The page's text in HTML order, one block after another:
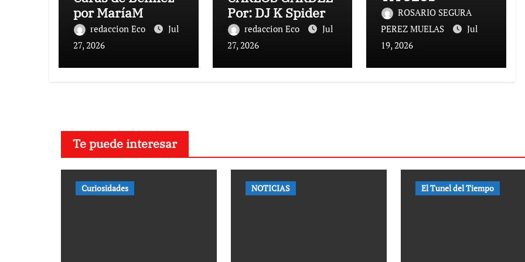
por MaríaM
redaccion Eco
Jul
27, 2026
Por: DJ K Spider
redaccion Eco
Jul
27, 2026
ROSARIO SEGURA
PEREZ MUELAS
Jul
19, 2026
Te puede interesar
Curiosidades NOTICIAS El Tunel del Tiempo